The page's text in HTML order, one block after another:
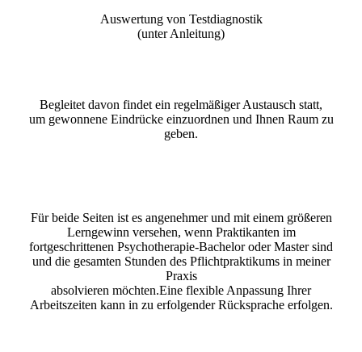
Auswertung von Testdiagnostik
(unter Anleitung)
Begleitet davon findet ein regelmäßiger Austausch statt,
um gewonnene Eindrücke einzuordnen und Ihnen Raum zu
geben.
Für beide Seiten ist es angenehmer und mit einem größeren
Lerngewinn versehen, wenn Praktikanten im
fortgeschrittenen Psychotherapie-Bachelor oder Master sind
und die gesamten Stunden des Pflichtpraktikums in meiner
Praxis
absolvieren möchten.Eine flexible Anpassung Ihrer
Arbeitszeiten kann in zu erfolgender Rücksprache erfolgen.